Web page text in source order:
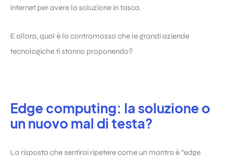
internet per avere la soluzione in tasca.
E allora, qual è la contromossa che le grandi aziende
tecnologiche ti stanno proponendo?
Edge computing: la soluzione o
un nuovo mal di testa?
La risposta che sentirai ripetere come un mantra è “edge